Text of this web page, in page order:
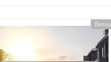
Βίντεο